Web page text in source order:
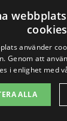
cookies
använder
Genom att
i enlighet med
ALLA